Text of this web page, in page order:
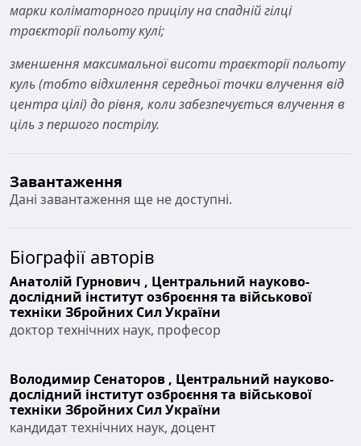
марки коліматорного прицілу на спадній гілці
траєкторії польоту кулі;
зменшення максимальної висоти траєкторії польоту
куль (тобто відхилення середньої точки влучення від
центра цілі) до рівня, коли забезпечується влучення в
ціль з першого пострілу.
Завантаження
Дані завантаження ще не доступні.
Біографії авторів
Анатолій Гурнович , Центральний науково-
дослідний інститут озброєння та військової
техніки Збройних Сил України
доктор технічних наук, професор
Володимир Сенаторов , Центральний науково-
дослідний інститут озброєння та військової
техніки Збройних Сил України
кандидат технічних наук, доцент